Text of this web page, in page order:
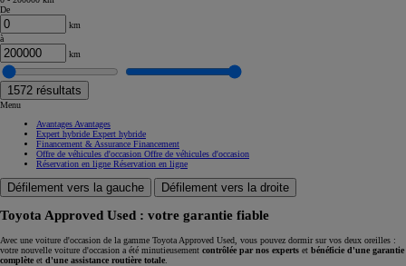
De
km
à
km
1572 résultats
Menu
Avantages Avantages
Expert hybride Expert hybride
Financement & Assurance Financement
Offre de véhicules d'occasion Offre de véhicules d'occasion
Réservation en ligne Réservation en ligne
Défilement vers la gauche Défilement vers la droite
Toyota Approved Used : votre garantie fiable
Avec une voiture d'occasion de la gamme Toyota Approved Used, vous pouvez dormir sur vos deux oreilles :
votre nouvelle voiture d'occasion a été minutieusement contrôlée par nos experts et bénéficie d'une garantie
complète et d'une assistance routière totale